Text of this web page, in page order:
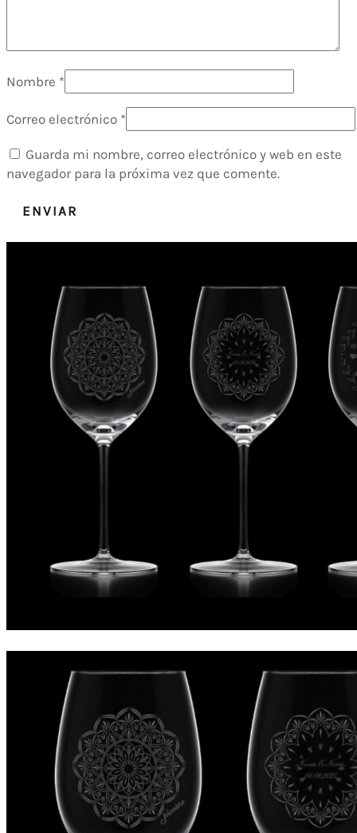
Nombre *
Correo electrónico *
Guarda mi nombre, correo electrónico y web en este
navegador para la próxima vez que comente.